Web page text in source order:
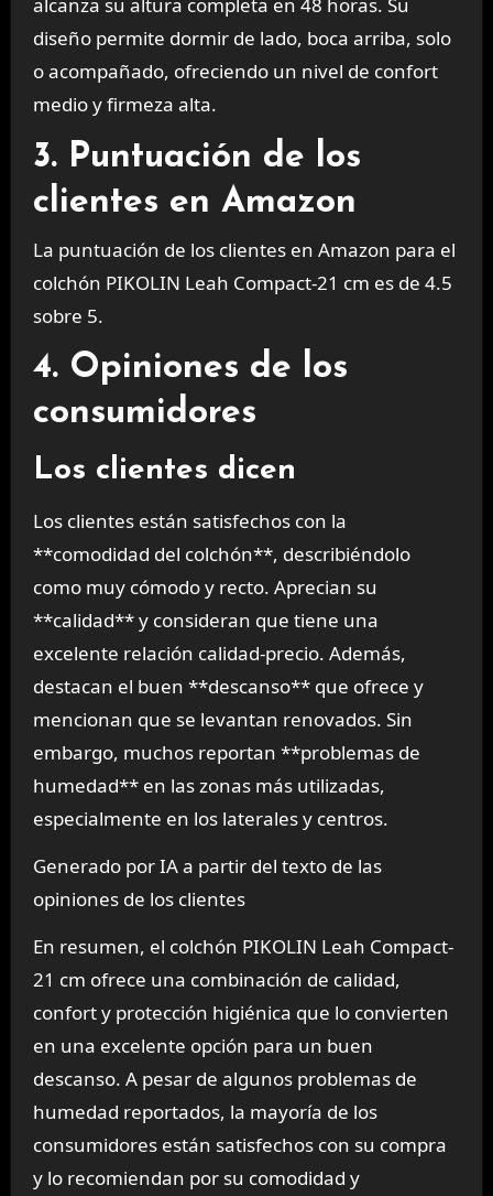
alcanza su altura completa en 48 horas. Su
diseño permite dormir de lado, boca arriba, solo
o acompañado, ofreciendo un nivel de confort
medio y firmeza alta.
3. Puntuación de los
clientes en Amazon
La puntuación de los clientes en Amazon para el
colchón PIKOLIN Leah Compact-21 cm es de 4.5
sobre 5.
4. Opiniones de los
consumidores
Los clientes dicen
Los clientes están satisfechos con la
**comodidad del colchón**, describiéndolo
como muy cómodo y recto. Aprecian su
**calidad** y consideran que tiene una
excelente relación calidad-precio. Además,
destacan el buen **descanso** que ofrece y
mencionan que se levantan renovados. Sin
embargo, muchos reportan **problemas de
humedad** en las zonas más utilizadas,
especialmente en los laterales y centros.
Generado por IA a partir del texto de las
opiniones de los clientes
En resumen, el colchón PIKOLIN Leah Compact-
21 cm ofrece una combinación de calidad,
confort y protección higiénica que lo convierten
en una excelente opción para un buen
descanso. A pesar de algunos problemas de
humedad reportados, la mayoría de los
consumidores están satisfechos con su compra
y lo recomiendan por su comodidad y